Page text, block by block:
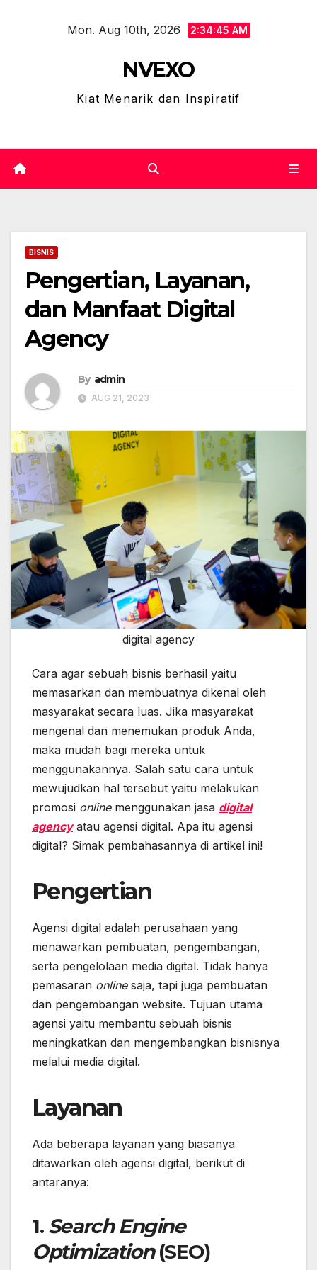
Mon. Aug 10th, 2026 2:34:46 AM
NVEXO
Kiat Menarik dan Inspiratif
BISNIS
Pengertian, Layanan,
dan Manfaat Digital
Agency
By admin
AUG 21, 2023
digital agency
Cara agar sebuah bisnis berhasil yaitu
memasarkan dan membuatnya dikenal oleh
masyarakat secara luas. Jika masyarakat
mengenal dan menemukan produk Anda,
maka mudah bagi mereka untuk
menggunakannya. Salah satu cara untuk
mewujudkan hal tersebut yaitu melakukan
promosi online menggunakan jasa digital
agencyatau agensi digital. Apa itu agensi
digital? Simak pembahasannya di artikel ini!
Pengertian
Agensi digital adalah perusahaan yang
menawarkan pembuatan, pengembangan,
serta pengelolaan media digital. Tidak hanya
pemasaran online saja, tapi juga pembuatan
dan pengembangan website. Tujuan utama
agensi yaitu membantu sebuah bisnis
meningkatkan dan mengembangkan bisnisnya
melalui media digital.
Layanan
Ada beberapa layanan yang biasanya
ditawarkan oleh agensi digital, berikut di
antaranya:
1. Search Engine
Optimization(SEO)